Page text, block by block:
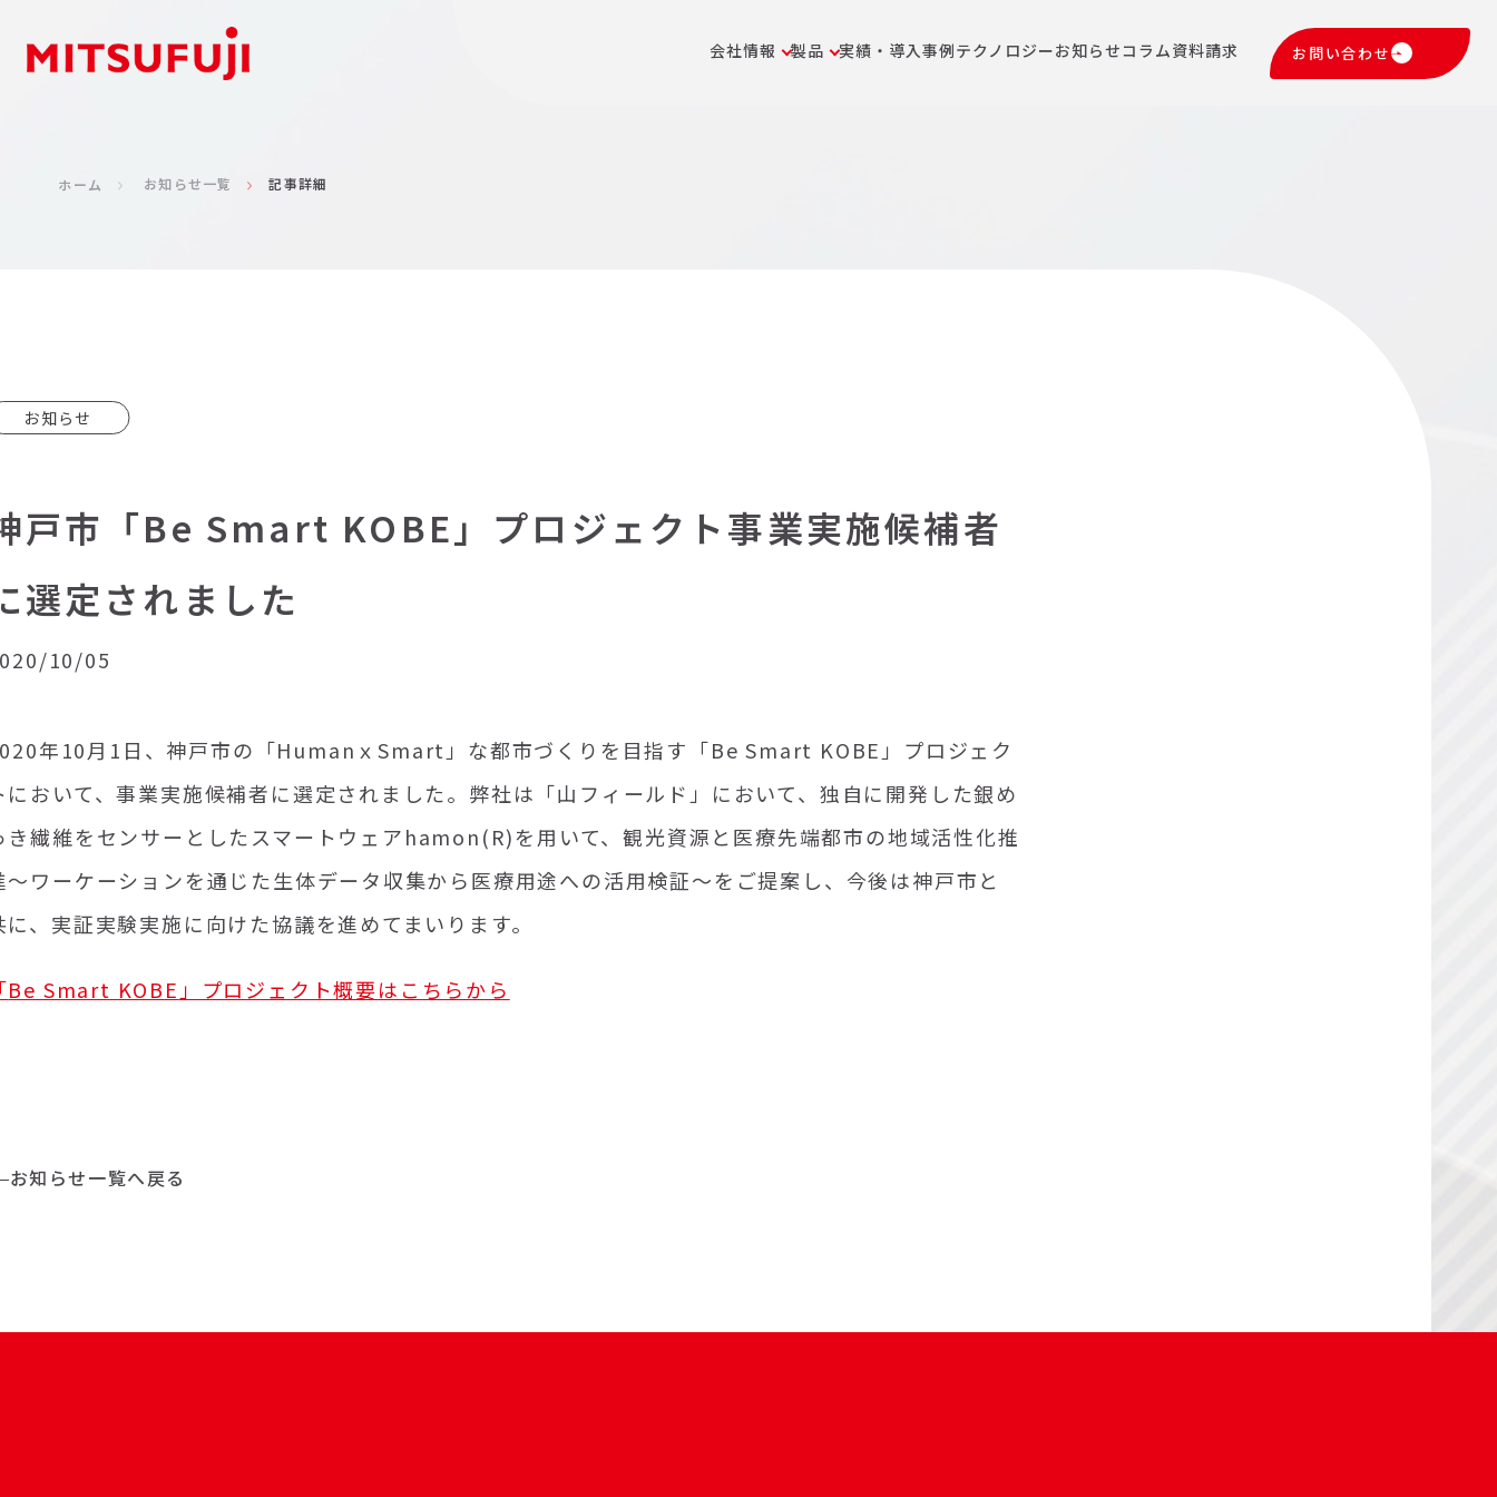
会社情報 製品 実績・導入事例テクノロジーお知らせコラム資料請求 お問い合わせ
ホーム お知らせ一覧 記事詳細
お知らせ
戸市「Be Smart KOBE」プロジェクト事業実施候補者
選定されました
10/05
年10月 1 日、神戸市の「Human ｘSmart」な都市づくりを目指す「Be Smart KOBE」プロジェク
において、事業実施候補者に選定されました。弊社は「山フィールド」において、独自に開発した銀め
き繊維をセンサーとしたスマートウェアhamon(R)を用いて、観光資源と医療先端都市の地域活性化推
～ワーケーションを通じた生体データ収集から医療用途への活用検証～をご提案し、今後は神戸市と
に、実証実験実施に向けた協議を進めてまいります。
Be Smart KOBE」プロジェクト概要はこちらから
お知らせ一覧へ戻る